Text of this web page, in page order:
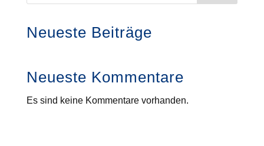
Neueste Beiträge
Neueste Kommentare
Es sind keine Kommentare vorhanden.